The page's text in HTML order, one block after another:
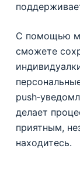
С помощью
сможете
делает
приятным,
находитесь.